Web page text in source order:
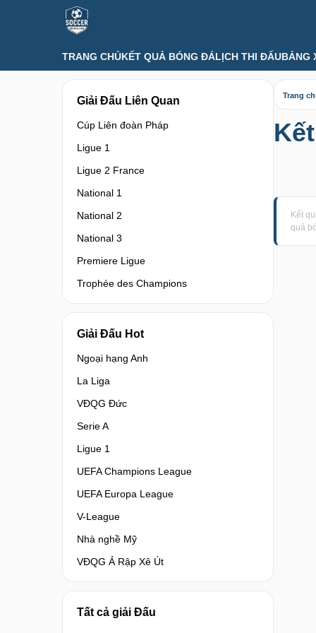
TRANG CHỦKẾT QUẢ BÓNG ĐÁLỊCH THI ĐẤUBẢNG
Giải Đấu Liên Quan
Cúp Liên đoàn Pháp
Ligue 1
Ligue 2 France
National 1
National 2
National 3
Premiere Ligue
Trophée des Champions
Giải Đấu Hot
Ngoại hạng Anh
La Liga
VĐQG Đức
Serie A
Ligue 1
UEFA Champions League
UEFA Europa League
V-League
Nhà nghề Mỹ
VĐQG Ả Rập Xê Út
Tất cả giải Đấu
Trang
Kết
quả